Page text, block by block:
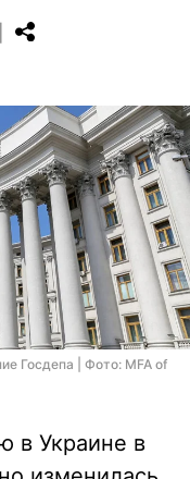
Госдепа | Фото: MFA of
в Украине в